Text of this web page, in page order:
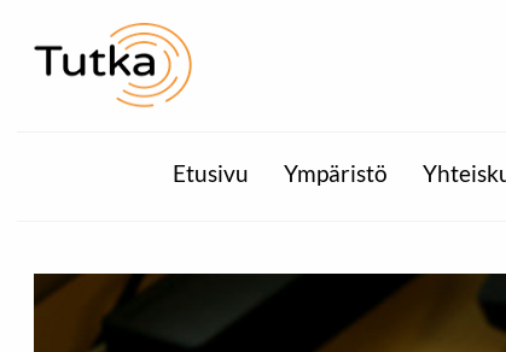
Etusivu Ympäristö